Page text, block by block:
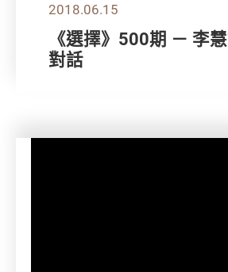
2018.06.15
《選擇》500期 － 李
對話